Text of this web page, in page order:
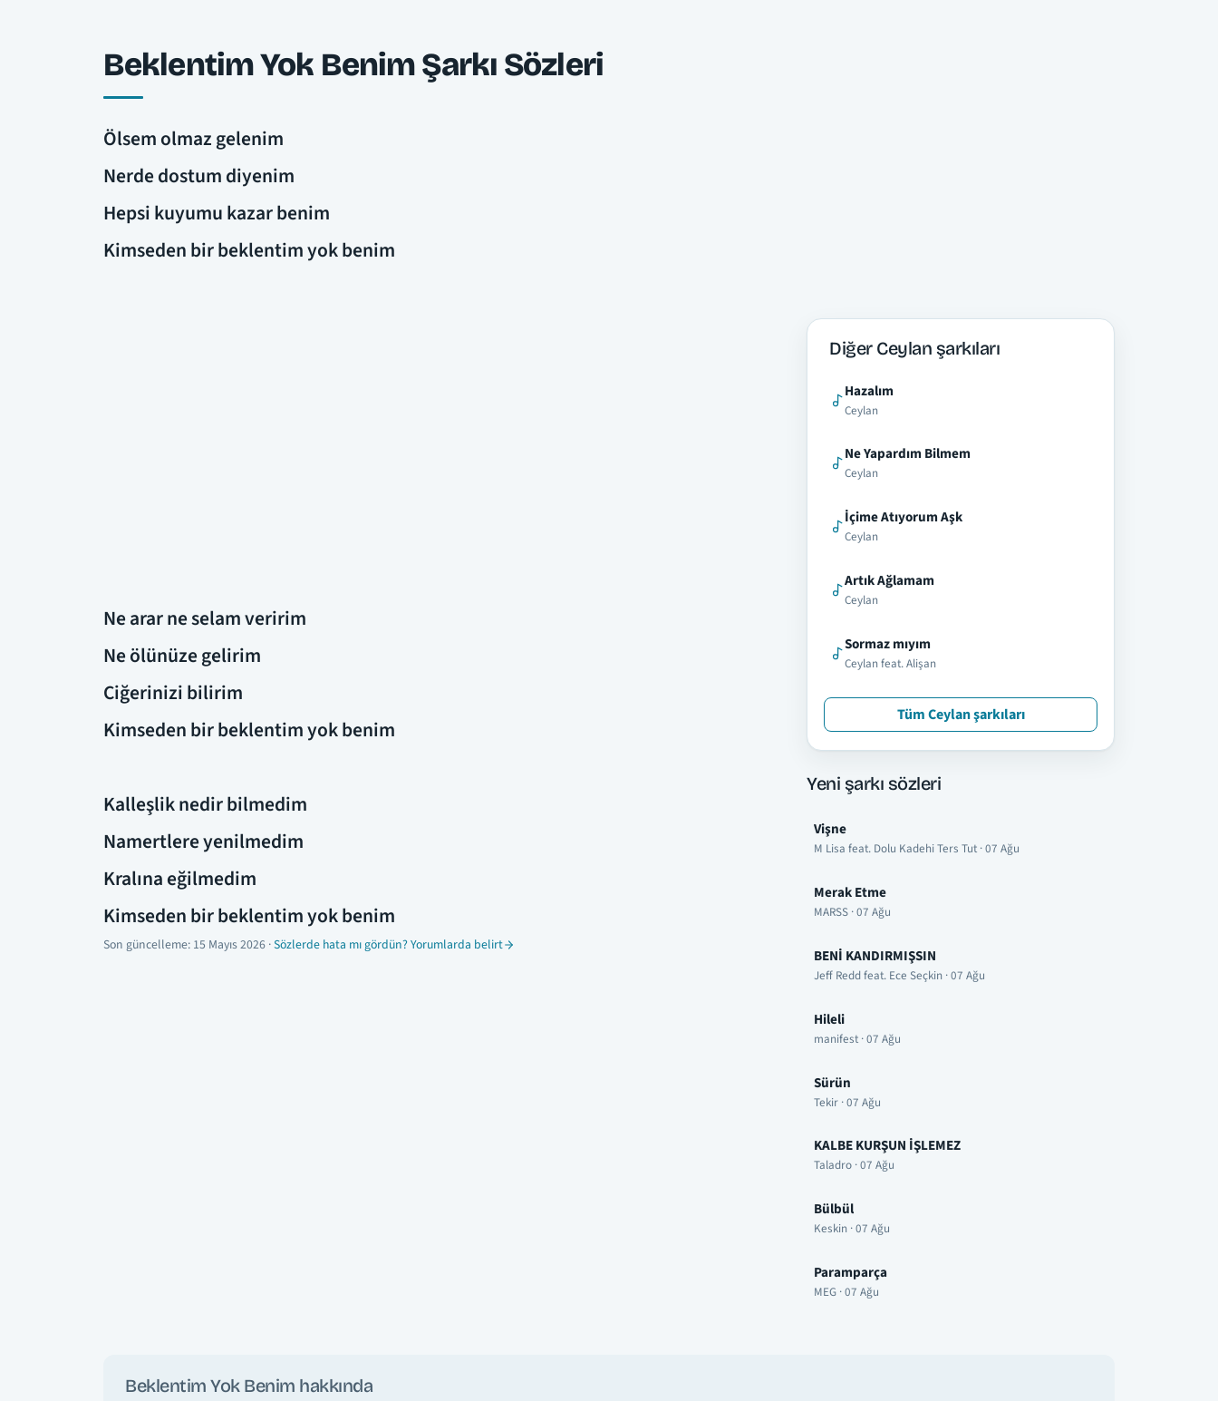
Beklentim Yok Benim Şarkı Sözleri
Ölsem olmaz gelenim
Nerde dostum diyenim
Hepsi kuyumu kazar benim
Kimseden bir beklentim yok benim
Ne arar ne selam veririm
Ne ölünüze gelirim
Ciğerinizi bilirim
Kimseden bir beklentim yok benim
Kalleşlik nedir bilmedim
Namertlere yenilmedim
Kralına eğilmedim
Kimseden bir beklentim yok benim
Son güncelleme: 15 Mayıs 2026 ·Sözlerde hata mı gördün? Yorumlarda belirt
Beklentim Yok Benim hakkında
Diğer Ceylan şarkıları
Hazalım
Ceylan
Ne Yapardım Bilmem
Ceylan
İçime Atıyorum Aşk
Ceylan
Artık Ağlamam
Ceylan
Sormaz mıyım
Ceylan feat. Alişan
Tüm Ceylan şarkıları
Yeni şarkı sözleri
Vişne
M Lisa feat. Dolu Kadehi Ters Tut · 07 Ağu
Merak Etme
MARSS · 07 Ağu
BENİ KANDIRMIŞSIN
Jeff Redd feat. Ece Seçkin · 07 Ağu
Hileli
manifest · 07 Ağu
Sürün
Tekir · 07 Ağu
KALBE KURŞUN İŞLEMEZ
Taladro · 07 Ağu
Bülbül
Keskin · 07 Ağu
Paramparça
MEG · 07 Ağu